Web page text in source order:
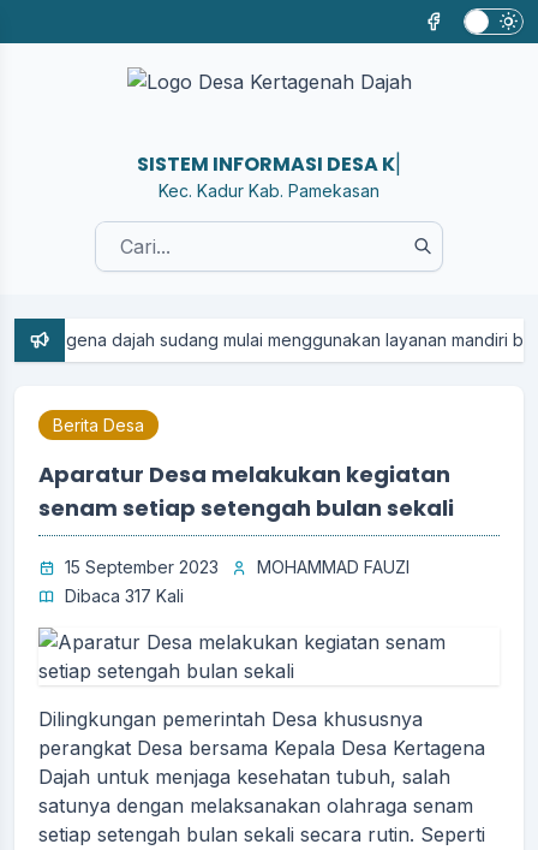
SISTEM INFORMASI DESA KERTAG
Kec. Kadur Kab. Pamekasan
dajah sudang mulai menggunakan layanan mandiri berbasis
Berita Desa
Aparatur Desa melakukan kegiatan
senam setiap setengah bulan sekali
15 September 2023
MOHAMMAD FAUZI
Dibaca 317 Kali
Dilingkungan pemerintah Desa khususnya
perangkat Desa bersama Kepala Desa Kertagena
Dajah untuk menjaga kesehatan tubuh, salah
satunya dengan melaksanakan olahraga senam
setiap setengah bulan sekali secara rutin. Seperti